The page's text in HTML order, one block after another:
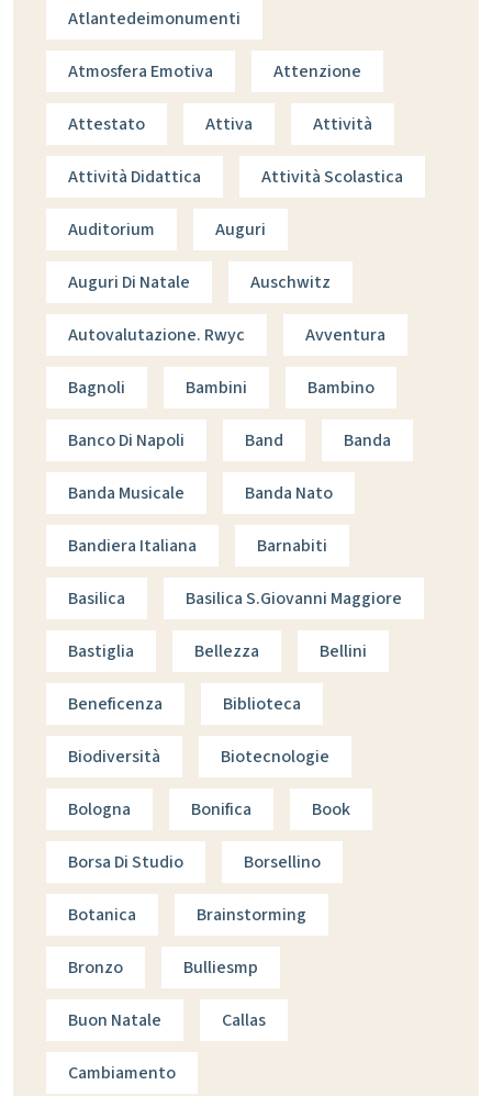
Atlantedeimonumenti
Atmosfera Emotiva Attenzione
Attestato Attiva Attività
Attività Didattica Attività Scolastica
Auditorium Auguri
Auguri Di Natale Auschwitz
Autovalutazione. Rwyc Avventura
Bagnoli Bambini Bambino
Banco Di Napoli Band Banda
Banda Musicale Banda Nato
Bandiera Italiana Barnabiti
Basilica Basilica S.giovanni Maggiore
Bastiglia Bellezza Bellini
Beneficenza Biblioteca
Biodiversità Biotecnologie
Bologna Bonifica Book
Borsa Di Studio Borsellino
Botanica Brainstorming
Bronzo Bulliesmp
Buon Natale Callas
Cambiamento